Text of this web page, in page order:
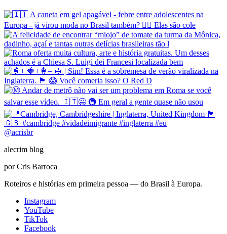
@acrisbr
alecrim blog
por Cris Barroca
Roteiros e histórias em primeira pessoa — do Brasil à Europa.
Instagram
YouTube
TikTok
Facebook